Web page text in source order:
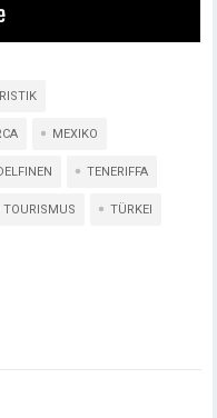
MEXIKO
TENERIFFA
TOURISMUS TÜRKEI